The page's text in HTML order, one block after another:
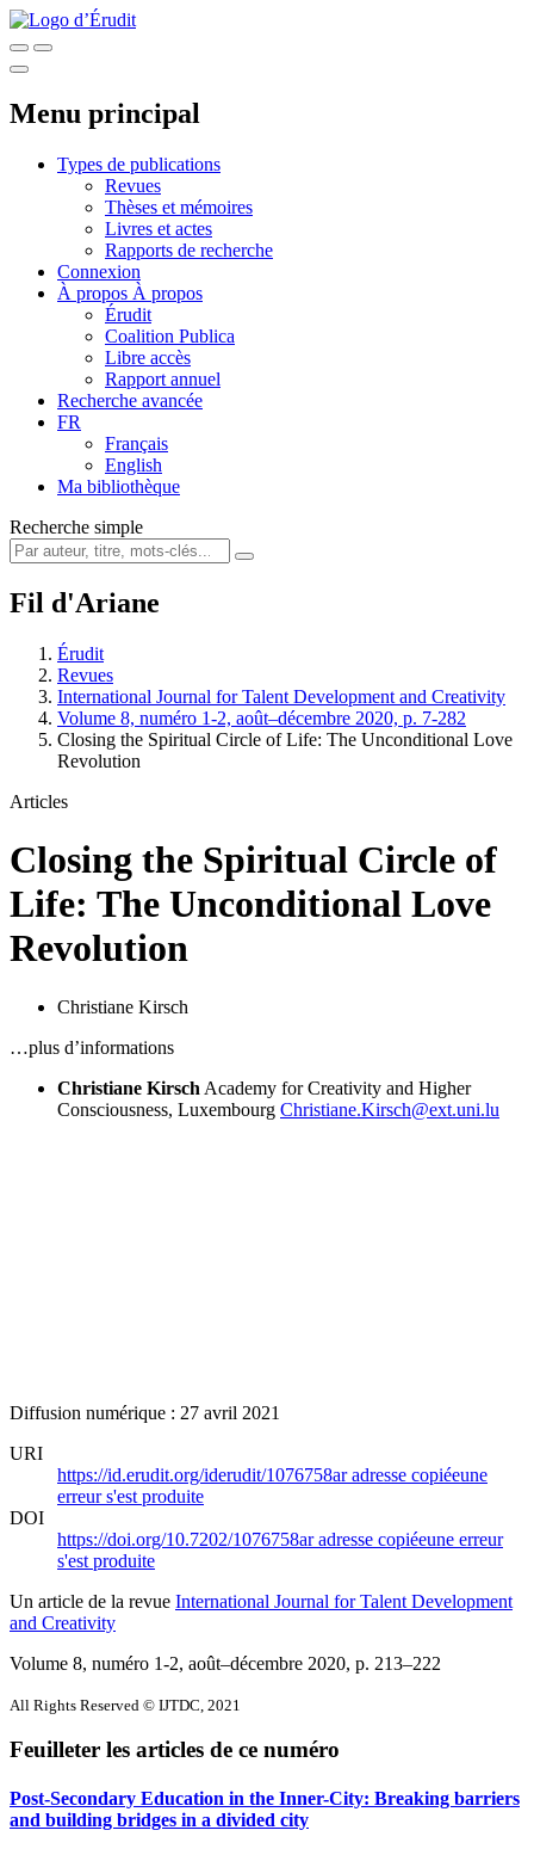
Menu principal
Types de publications
Revues
Thèses et mémoires
Livres et actes
Rapports de recherche
Connexion
À propos À propos
Érudit
Coalition Publica
Libre accès
Rapport annuel
Recherche avancée
FR
Français
English
Ma bibliothèque
Recherche simple
Fil d'Ariane
Érudit
Revues
International Journal for Talent Development and Creativity
Volume 8, numéro 1-2, août–décembre 2020, p. 7-282
Closing the Spiritual Circle of Life: The Unconditional Love
Revolution
Articles
Closing the Spiritual Circle of
Life: The Unconditional Love
Revolution
Christiane Kirsch
…plus d’informations
Christiane Kirsch Academy for Creativity and Higher
Consciousness, Luxembourg Christiane.Kirsch@ext.uni.lu
Diffusion numérique : 27 avril 2021
URI
https://id.erudit.org/iderudit/1076758aradresse copiéeune
erreur s'est produite
DOI
https://doi.org/10.7202/1076758aradresse copiéeune erreur
s'est produite
Un article de la revue International Journal for Talent Development
and Creativity
Volume 8, numéro 1-2, août–décembre 2020, p. 213–222
All Rights Reserved © IJTDC, 2021
Feuilleter les articles de ce numéro
Post-Secondary Education in the Inner-City: Breaking barriers
and building bridges in a divided city